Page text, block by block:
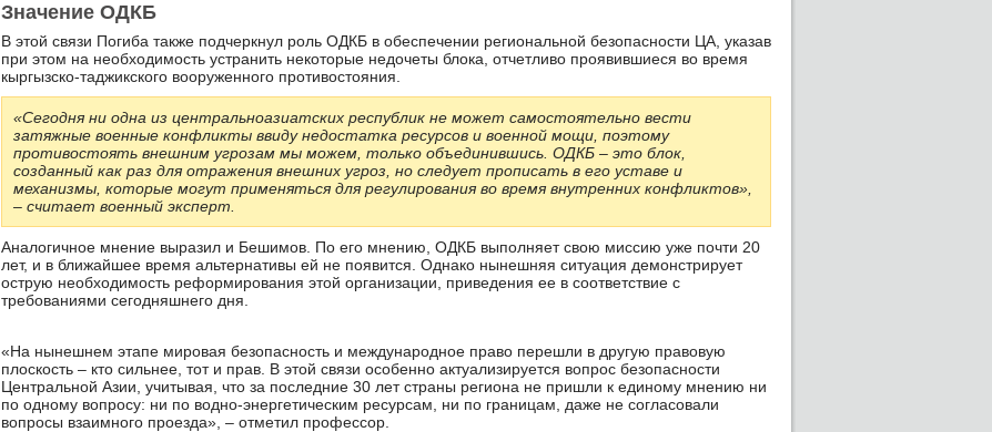
Значение ОДКБ
В этой связи Погиба также подчеркнул роль ОДКБ в обеспечении региональной безопасности ЦА, указав
при этом на необходимость устранить некоторые недочеты блока, отчетливо проявившиеся во время
кыргызско-таджикского вооруженного противостояния.
«Сегодня ни одна из центральноазиатских республик не может самостоятельно вести
затяжные военные конфликты ввиду недостатка ресурсов и военной мощи, поэтому
противостоять внешним угрозам мы можем, только объединившись. ОДКБ – это блок,
созданный как раз для отражения внешних угроз, но следует прописать в его уставе и
механизмы, которые могут применяться для регулирования во время внутренних конфликтов»,
– считает военный эксперт.
Аналогичное мнение выразил и Бешимов. По его мнению, ОДКБ выполняет свою миссию уже почти 20
лет, и в ближайшее время альтернативы ей не появится. Однако нынешняя ситуация демонстрирует
острую необходимость реформирования этой организации, приведения ее в соответствие с
требованиями сегодняшнего дня.
«На нынешнем этапе мировая безопасность и международное право перешли в другую правовую
плоскость – кто сильнее, тот и прав. В этой связи особенно актуализируется вопрос безопасности
Центральной Азии, учитывая, что за последние 30 лет страны региона не пришли к единому мнению ни
по одному вопросу: ни по водно-энергетическим ресурсам, ни по границам, даже не согласовали
вопросы взаимного проезда», – отметил профессор.